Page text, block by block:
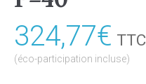
324,77€ TTC
(éco-participation incluse)